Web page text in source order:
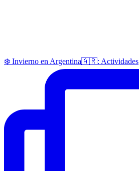
❄️ Invierno en Argentina🇦🇷: Actividades